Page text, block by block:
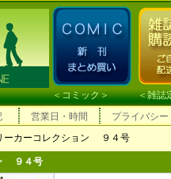
＜コミック＞ ＜雑誌
営業日・時間 プライバシー
ーカーコレクション ９４号
９４号